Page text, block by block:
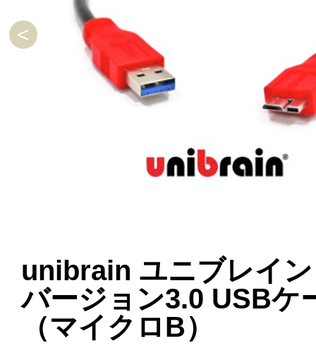
unibrain ユニブレイン
バージョン3.0 USBケ
（マイクロB）